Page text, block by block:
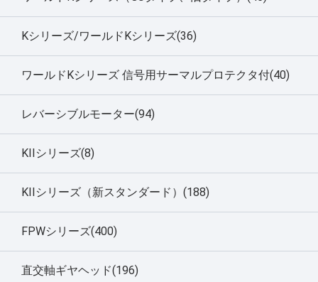
Kシリーズ/ワールドKシリーズ(36)
ワールドKシリーズ 信号用サーマルプロテクタ付(40)
レバーシブルモーター(94)
KIIシリーズ(8)
KIIシリーズ（新スタンダード）(188)
FPWシリーズ(400)
直交軸ギヤヘッド(196)